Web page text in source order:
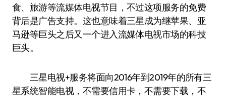
食、旅游等流媒体电视节目，不过这项服务的免费
背后是广告支持。这也意味着三星成为继苹果、亚
马逊等巨头之后又一个进入流媒体电视市场的科技
巨头。
三星电视+服务将面向2016年到2019年的所有三
星系统智能电视，不需要信用卡，不需要下载，不